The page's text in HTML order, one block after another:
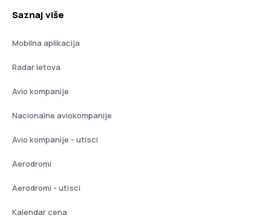
Saznaj više
Mobilna aplikacija
Radar letova
Avio kompanije
Nacionalne aviokompanije
Avio kompanije - utisci
Aerodromi
Aerodromi - utisci
Kalendar cena